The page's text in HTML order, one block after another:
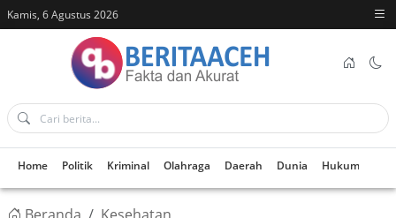
Kamis, 6 Agustus 2026
Home Politik Kriminal Olahraga Daerah Dunia Hukum